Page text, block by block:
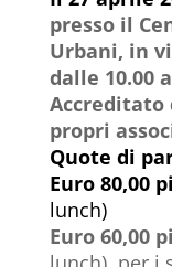
presso il
Urbani, in
dalle 10.00
Accreditato
propri
Quote di
Euro 80,00
lunch)
Euro 60,00